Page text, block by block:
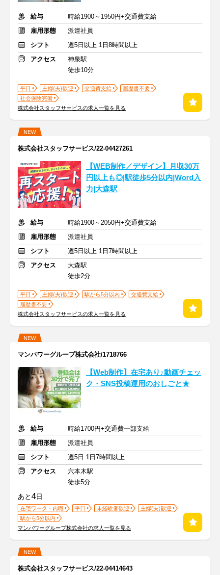
給与
時給1900～1950円+交通費支給
雇用形態
派遣社員
シフト
週5日以上 1日8時間以上
アクセス
神泉駅
徒歩10分
平日 主婦(夫)歓迎 交通費支給
履歴書不要
社会保険完備
株式会社スタッフサービスの求人一覧を見る
NEW
株式会社スタッフサービス/22-04427261
【WEB制作／デザイン】月収30万
円以上も◎|駅徒歩5分以内|Word入
力|大森駅
給与
時給1900～2050円+交通費支給
雇用形態
派遣社員
シフト
週5日以上 1日7時間以上
アクセス
大森駅
徒歩2分
平日 主婦(夫)歓迎 駅から5分以内
交通費支給
履歴書不要
株式会社スタッフサービスの求人一覧を見る
NEW
マンパワーグループ株式会社/1718766
【Web制作】在宅あり♪動画チェッ
ク・SNS投稿運用のおしごと★
給与
時給1700円+交通費一部支給
雇用形態
派遣社員
シフト
週5日 1日7時間以上
アクセス
六本木駅
徒歩5分
あと4日
在宅ワーク・内職 平日 未経験者歓迎
主婦(夫)歓迎
駅から5分以内
マンパワーグループ株式会社の求人一覧を見る
NEW
株式会社スタッフサービス/22-04414643